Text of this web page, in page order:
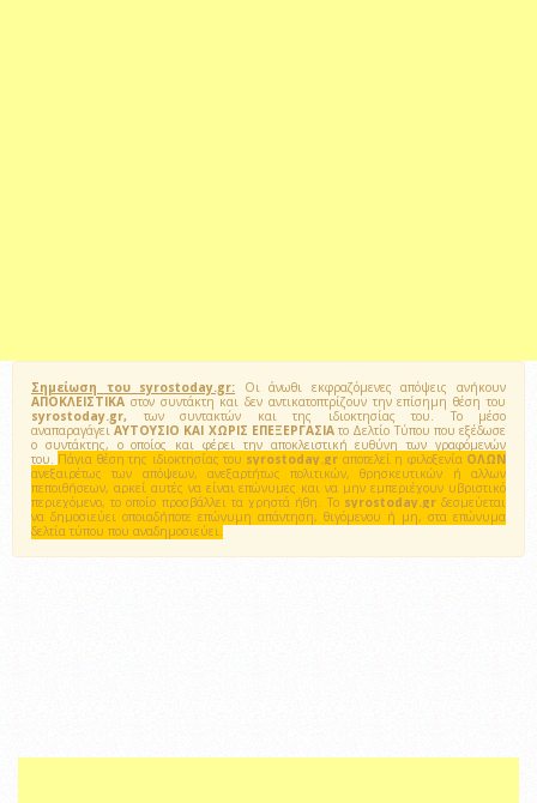
Σημείωση του syrostoday.gr: Οι άνωθι εκφραζόμενες απόψεις ανήκουν
ΑΠΟΚΛΕΙΣΤΙΚΑ στον συντάκτη και δεν αντικατοπτρίζουν την επίσημη θέση του
syrostoday.gr, των συντακτών και της ιδιοκτησίας του. Το μέσο
αναπαραγάγειΑΥΤΟΥΣΙΟ ΚΑΙ ΧΩΡΙΣ ΕΠΕΞΕΡΓΑΣΙΑτο Δελτίο Τύπου που εξέδωσε
ο συντάκτης, ο οποίος και φέρει την αποκλειστική ευθύνη των γραφόμενών
του. Πάγια θέση της ιδιοκτησίας του syrostoday.gr αποτελεί η φιλοξενία ΟΛΩΝ
ανεξαιρέτως των απόψεων, ανεξαρτήτως πολιτικών, θρησκευτικών ή αλλων
πεποιθήσεων, αρκεί αυτές να είναι επώνυμες και να μην εμπεριέχουν υβριστικό
περιεχόμενο, το οποίο προσβάλλει τα χρηστά ήθη. Το syrostoday.grδεσμεύεται
να δημοσιεύει οποιαδήποτε επώνυμη απάντηση, θιγόμενου ή μη, στα επώνυμα
δελτία τύπου που αναδημοσιεύει.